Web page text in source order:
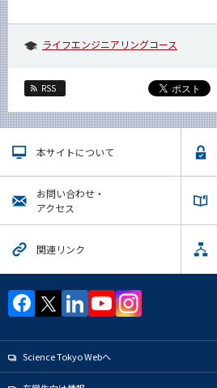
ライフエンジニアリングコース
RSS
本サイトについて
お問い合わせ・
アクセス
関連リンク
Science Tokyo Webヘ